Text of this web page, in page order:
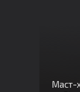
Маст-